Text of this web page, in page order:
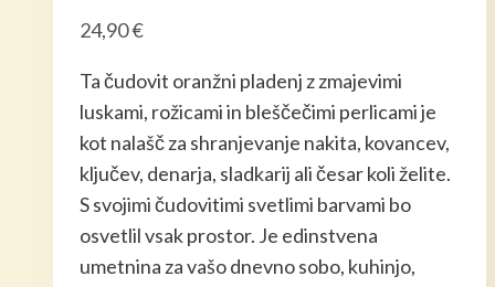
24,90€
Ta čudovit oranžni pladenj z zmajevimi
luskami, rožicami in bleščečimi perlicami je
kot nalašč za shranjevanje nakita, kovancev,
ključev, denarja, sladkarij ali česar koli želite.
S svojimi čudovitimi svetlimi barvami bo
osvetlil vsak prostor. Je edinstvena
umetnina za vašo dnevno sobo, kuhinjo,